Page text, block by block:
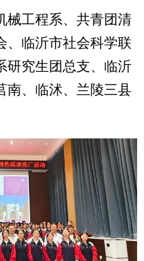
工程系、共青团清
、临沂市社会科学联
研究生团总支、临沂
南、临沭、兰陵三县